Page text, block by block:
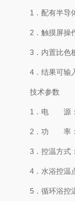
1．配有半导
2．触摸屏操
3．内置比色
4．结果可输
技术参数
1．电 源：
2．功 率
3．控温方式
4．水浴控温
5．循环浴